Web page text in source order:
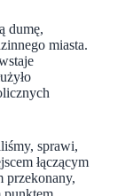
dumę,
miasta.
sprawi,
łączącym
przekonany,